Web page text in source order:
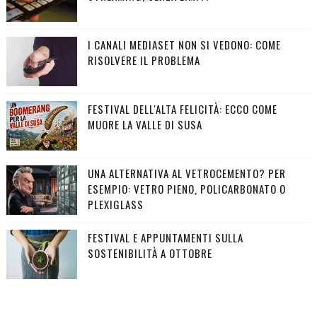
I CANALI MEDIASET NON SI VEDONO: COME
RISOLVERE IL PROBLEMA
FESTIVAL DELL'ALTA FELICITÀ: ECCO COME
MUORE LA VALLE DI SUSA
UNA ALTERNATIVA AL VETROCEMENTO? PER
ESEMPIO: VETRO PIENO, POLICARBONATO O
PLEXIGLASS
FESTIVAL E APPUNTAMENTI SULLA
SOSTENIBILITÀ A OTTOBRE